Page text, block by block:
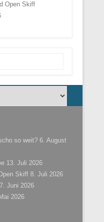
Open Skiff
so weit? 6. August
13. Juli 2026
Skiff 8. Juli 2026
Juni 2026
2026